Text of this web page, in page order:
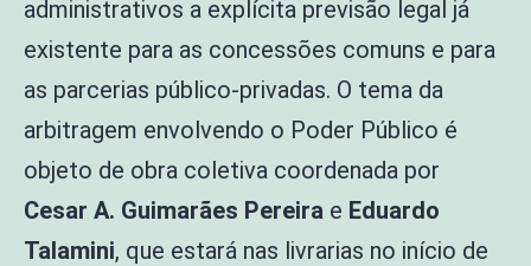
administrativos a explícita previsão legal já
existente para as concessões comuns e para
as parcerias público-privadas. O tema da
arbitragem envolvendo o Poder Público é
objeto de obra coletiva coordenada por
Cesar A. Guimarães Pereira e Eduardo
Talamini, que estará nas livrarias no início de